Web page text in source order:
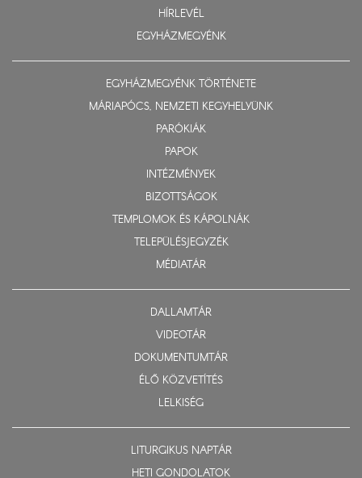
HÍRLEVÉL
EGYHÁZMEGYÉNK
EGYHÁZMEGYÉNK TÖRTÉNETE
MÁRIAPÓCS, NEMZETI KEGYHELYÜNK
PARÓKIÁK
PAPOK
INTÉZMÉNYEK
BIZOTTSÁGOK
TEMPLOMOK ÉS KÁPOLNÁK
TELEPÜLÉSJEGYZÉK
MÉDIATÁR
DALLAMTÁR
VIDEOTÁR
DOKUMENTUMTÁR
ÉLŐ KÖZVETÍTÉS
LELKISÉG
LITURGIKUS NAPTÁR
HETI GONDOLATOK